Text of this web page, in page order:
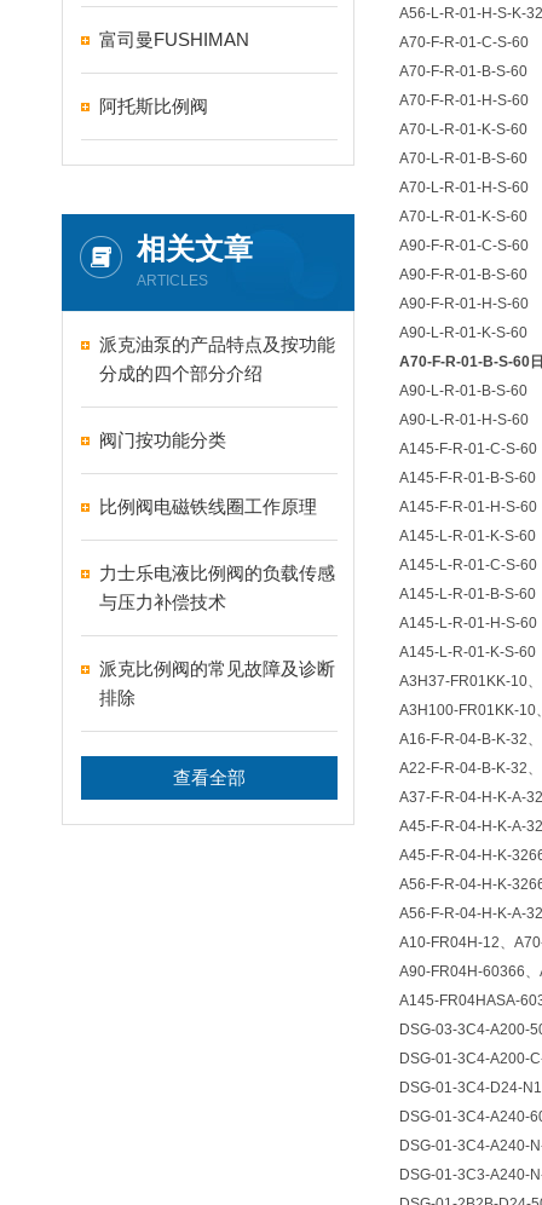
富司曼FUSHIMAN
阿托斯比例阀
相关文章
ARTICLES
派克油泵的产品特点及按功能
分成的四个部分介绍
阀门按功能分类
比例阀电磁铁线圈工作原理
力士乐电液比例阀的负载传感
与压力补偿技术
派克比例阀的常见故障及诊断
排除
查看全部
A56-L-R-01-H-S-K-32
A70-F-R-01-C-S-60
A70-F-R-01-B-S-60
A70-F-R-01-H-S-60
A70-L-R-01-K-S-60
A70-L-R-01-B-S-60
A70-L-R-01-H-S-60
A70-L-R-01-K-S-60
A90-F-R-01-C-S-60
A90-F-R-01-B-S-60
A90-F-R-01-H-S-60
A90-L-R-01-K-S-60
A70-F-R-01-B-S-60
A90-L-R-01-B-S-60
A90-L-R-01-H-S-60
A145-F-R-01-C-S-60
A145-F-R-01-B-S-60
A145-F-R-01-H-S-60
A145-L-R-01-K-S-60
A145-L-R-01-C-S-60
A145-L-R-01-B-S-60
A145-L-R-01-H-S-60
A145-L-R-01-K-S-60
A3H37-FR01KK-10、
A3H100-FR01KK-10
A16-F-R-04-B-K-32、
A22-F-R-04-B-K-32、
A37-F-R-04-H-K-A-
A45-F-R-04-H-K-A-
A45-F-R-04-H-K-
A56-F-R-04-H-K-
A56-F-R-04-H-K-A-
A10-FR04H-12、
A90-FR04H-60366、
A145-FR04HASA-
DSG-03-3C4-A200-
DSG-01-3C4-A200-
DSG-01-3C4-D24-
DSG-01-3C4-A240-
DSG-01-3C4-A240-
DSG-01-3C3-A240-